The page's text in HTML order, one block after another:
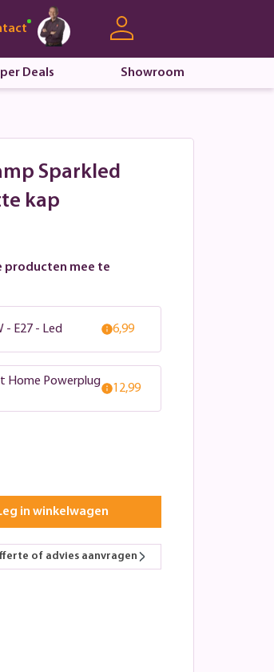
Deals Showroom
Sparkled
kap
producten mee te
- E27 - Led 6,99
Home Powerplug
12,99
in winkelwagen
of advies aanvragen